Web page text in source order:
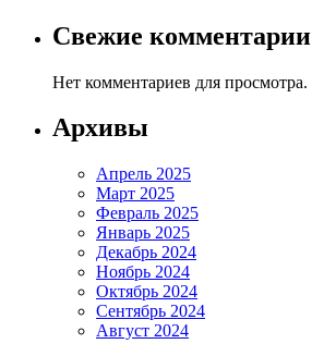
Свежие комментарии
Нет комментариев для просмотра.
Архивы
Апрель 2025
Март 2025
Февраль 2025
Январь 2025
Декабрь 2024
Ноябрь 2024
Октябрь 2024
Сентябрь 2024
Август 2024